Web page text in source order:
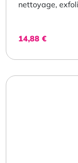
nettoyage,
14,88 €